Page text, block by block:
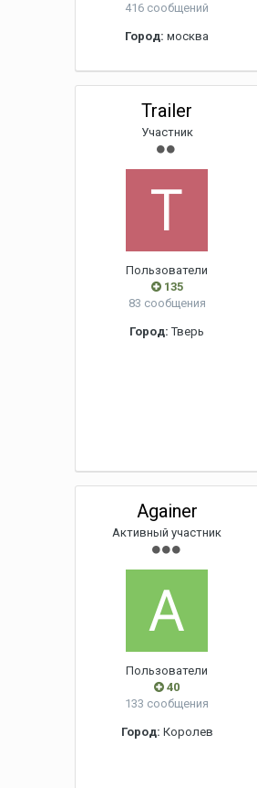
416 сообщений
Город: москва
Trailer
Участник
Пользователи
135
83 сообщения
Город: Тверь
Againer
Активный участник
Пользователи
40
133 сообщения
Город: Королев